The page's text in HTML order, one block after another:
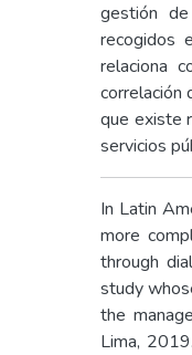
gestión
recogidos
relaciona
correlación
que existe
servicios
In Latin
more
through
study
the
Lima,